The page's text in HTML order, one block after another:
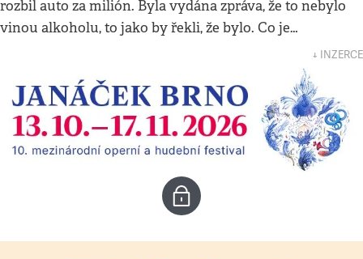
rozbil auto za milión. Byla vydána zpráva, že to nebylo
vinou alkoholu, to jako by řekli, že bylo. Co je…
↓ INZERCE